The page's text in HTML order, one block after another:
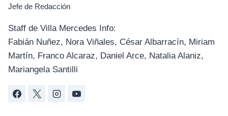
Jefe de Redacción
Staff de Villa Mercedes Info:
Fabián Nuñez, Nora Viñales, César Albarracín, Miriam
Martín, Franco Alcaraz, Daniel Arce, Natalia Alaniz,
Mariangela Santilli